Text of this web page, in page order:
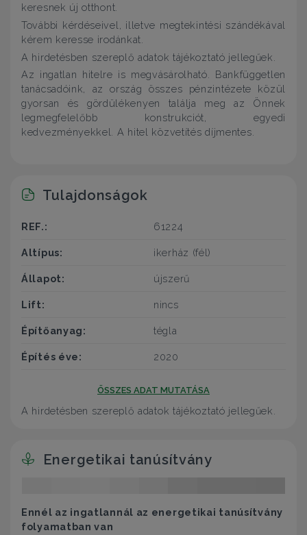
keresnek új otthont.
További kérdéseivel, illetve megtekintési szándékával
kérem keresse irodánkat.
A hirdetésben szereplő adatok tájékoztató jellegűek.
Az ingatlan hitelre is megvásárolható. Bankfüggetlen
tanácsadóink, az ország összes pénzintézete közül
gyorsan és gördülékenyen találja meg az Önnek
legmegfelelőbb konstrukciót, egyedi
kedvezményekkel. A hitel közvetítés díjmentes.
Tulajdonságok
REF.: 61224
Altípus: ikerház (fél)
Állapot: újszerű
Lift: nincs
Építőanyag: tégla
Építés éve: 2020
ÖSSZES ADAT MUTATÁSA
A hirdetésben szereplő adatok tájékoztató jellegűek.
Energetikai tanúsítvány
Ennél az ingatlannál az energetikai tanúsítvány
folyamatban van